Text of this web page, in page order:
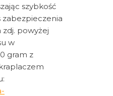
szybkość
zabezpieczenia
zdj. powyżej
w
gram z